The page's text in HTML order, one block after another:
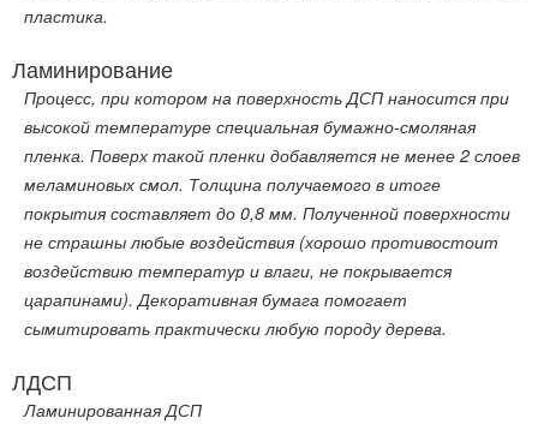
пластика.
Ламинирование
Процесс, при котором на поверхность ДСП наносится при
высокой температуре специальная бумажно-смоляная
пленка. Поверх такой пленки добавляется не менее 2 слоев
меламиновых смол. Толщина получаемого в итоге
покрытия составляет до 0,8 мм. Полученной поверхности
не страшны любые воздействия (хорошо противостоит
воздействию температур и влаги, не покрывается
царапинами). Декоративная бумага помогает
сымитировать практически любую породу дерева.
ЛДСП
Ламинированная ДСП